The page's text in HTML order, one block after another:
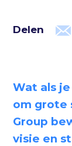
Delen
Wat als
om grote
Group
visie en